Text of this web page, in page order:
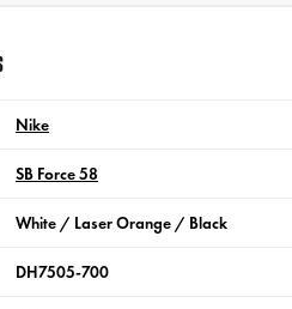
Nike
SB Force 58
White / Laser Orange / Black
DH7505-700